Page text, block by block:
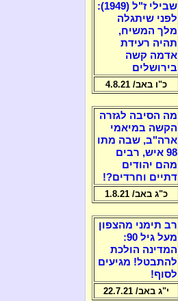
שבילי ז"ל (1949):
לפני שיתגלה
מלך המשיח,
תהיה רעידת
אדמה קשה
בירושלים
כ"ו באב/ 4.8.21
מה הסיבה לגזרה
הקשה במיאמי
ארה"ב, שבה מתו
98 איש, רבים
מהם יהודים
דתיים וחרדים?!
כ"ג באב/ 1.8.21
רב תימני מהצפון
מעל גיל 90:
המדינה הולכת
להתבטל! מגיעים
לסוף!
י"ג באב/ 22.7.21